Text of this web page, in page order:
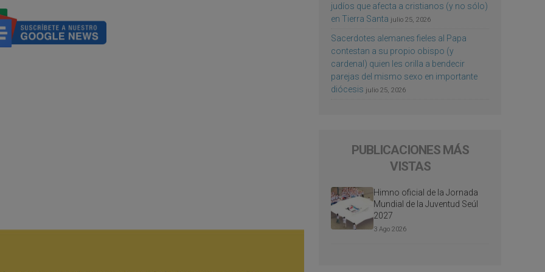
judíos que afecta a cristianos (y no sólo)
en Tierra Santa julio 25, 2026
Sacerdotes alemanes fieles al Papa
contestan a su propio obispo (y
cardenal) quien les orilla a bendecir
parejas del mismo sexo en importante
diócesis julio 25, 2026
PUBLICACIONES MÁS
VISTAS
Himno oficial de la Jornada
Mundial de la Juventud Seúl
2027
3 Ago 2026